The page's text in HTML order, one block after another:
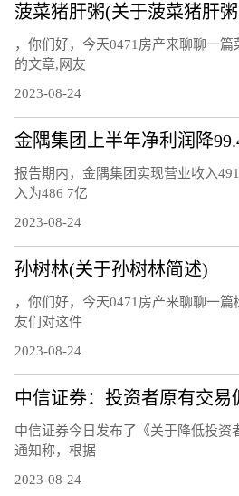
菠菜猪肝粥(关于菠菜猪肝
，你们好，今天0471房产来聊聊一
的文章,网友
2023-08-24
报告期内，金隅集团实现营业收入
入为486 7亿
2023-08-24
孙树林(关于孙树林简述)
，你们好，今天0471房产来聊聊一
友们对这件
2023-08-24
中信证券今日发布了《关于降低投资
通知称，根据
2023-08-24